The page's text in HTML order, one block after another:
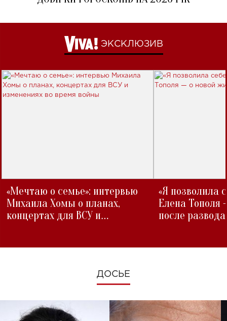
ЭКСКЛЮЗИВ
«Мечтаю о семье»: интервью
Михаила Хомы о планах,
концертах для ВСУ и
«Я позволила
Елена Тополя
после развода
ДОСЬЕ